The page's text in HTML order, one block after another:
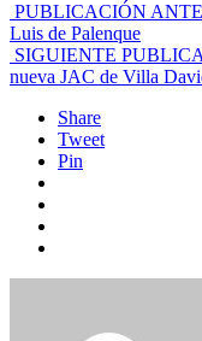
PUBLICACIÓN
Luis de Palenque
SIGUIENTE
nueva JAC de Villa
Share
Tweet
Pin